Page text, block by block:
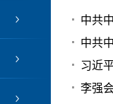
中共
中共
习近
李强